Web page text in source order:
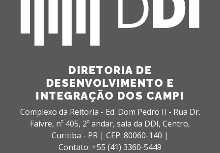
DIRETORIA DE
DESENVOLVIMENTO E
INTEGRAÇÃO DOS CAMPI
Complexo da Reitoria - Ed. Dom Pedro II - Rua Dr.
Faivre, nº 405, 2º andar, sala da DDI, Centro,
Curitiba - PR | CEP: 80060-140 |
Contato: +55 (41) 3360-5449